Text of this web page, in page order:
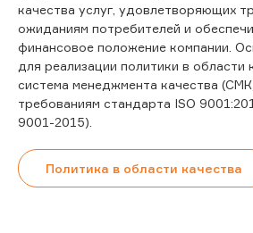
качества услуг, удовлетворяющих
ожиданиям потребителей и
финансовое положение компании.
для реализации политики в области
система менеджмента качества
требованиям стандарта ISO
9001-2015).
Политика в области качества